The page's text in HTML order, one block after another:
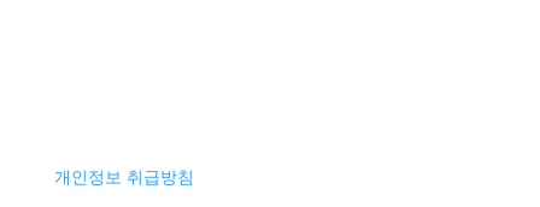
개인정보 취급방침